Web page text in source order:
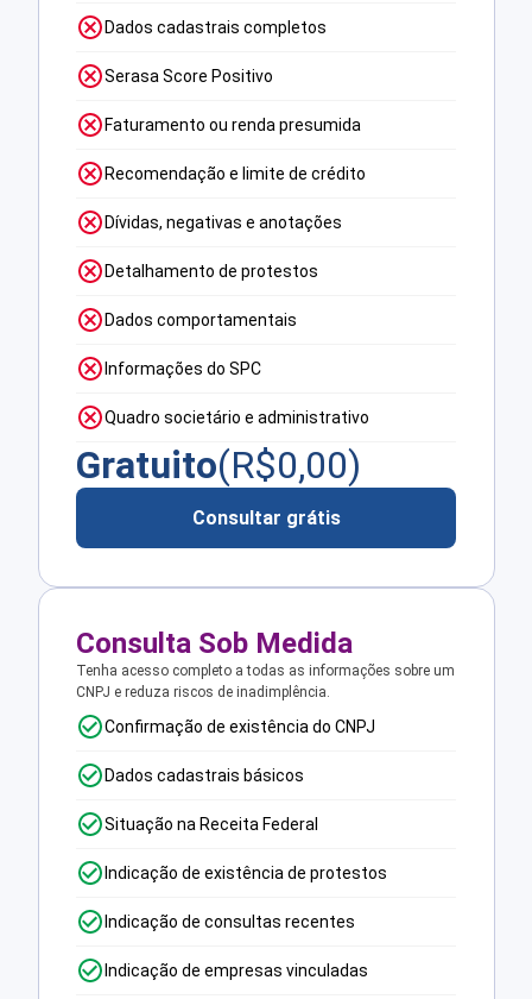
Dados cadastrais completos
Serasa Score Positivo
Faturamento ou renda presumida
Recomendação e limite de crédito
Dívidas, negativas e anotações
Detalhamento de protestos
Dados comportamentais
Informações do SPC
Quadro societário e administrativo
Gratuito(R$0,00)
Consultar grátis
Consulta Sob Medida
Tenha acesso completo a todas as informações sobre um
CNPJ e reduza riscos de inadimplência.
Confirmação de existência do CNPJ
Dados cadastrais básicos
Situação na Receita Federal
Indicação de existência de protestos
Indicação de consultas recentes
Indicação de empresas vinculadas